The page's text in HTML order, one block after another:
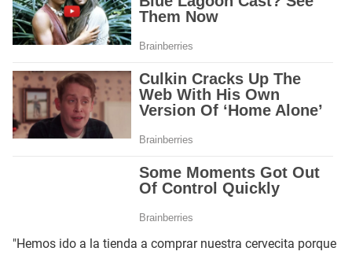
"Hemos ido a la tienda a comprar nuestra cervecita porque